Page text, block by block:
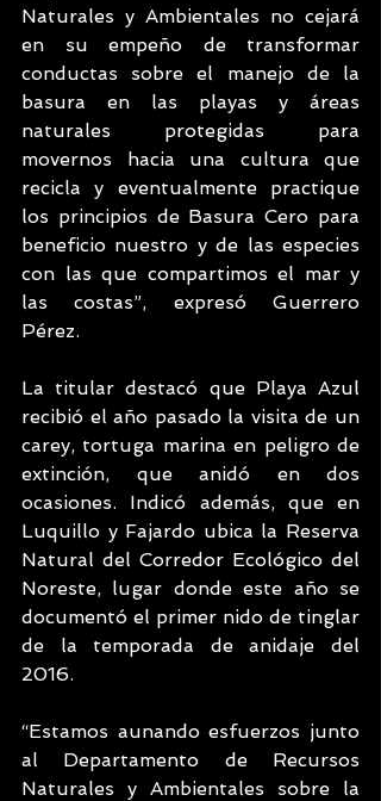
Naturales y Ambientales no cejará
en su empeño de transformar
conductas sobre el manejo de la
basura en las playas y áreas
naturales protegidas para
movernos hacia una cultura que
recicla y eventualmente practique
los principios de Basura Cero para
beneficio nuestro y de las especies
con las que compartimos el mar y
las costas”, expresó Guerrero
Pérez.
La titular destacó que Playa Azul
recibió el año pasado la visita de un
carey, tortuga marina en peligro de
extinción, que anidó en dos
ocasiones. Indicó además, que en
Luquillo y Fajardo ubica la Reserva
Natural del Corredor Ecológico del
Noreste, lugar donde este año se
documentó el primer nido de tinglar
de la temporada de anidaje del
2016.
“Estamos aunando esfuerzos junto
al Departamento de Recursos
Naturales y Ambientales sobre la